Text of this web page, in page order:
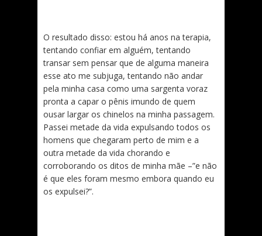
O resultado disso: estou há anos na terapia,
tentando confiar em alguém, tentando
transar sem pensar que de alguma maneira
esse ato me subjuga, tentando não andar
pela minha casa como uma sargenta voraz
pronta a capar o pênis imundo de quem
ousar largar os chinelos na minha passagem.
Passei metade da vida expulsando todos os
homens que chegaram perto de mim e a
outra metade da vida chorando e
corroborando os ditos de minha mãe –”e não
é que eles foram mesmo embora quando eu
os expulsei?”.